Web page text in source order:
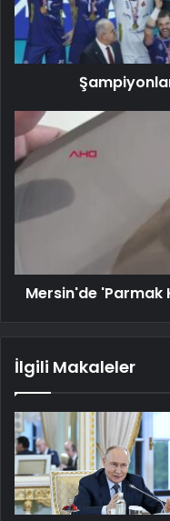
Mersin'de 'Parmak
İlgili Makaleler